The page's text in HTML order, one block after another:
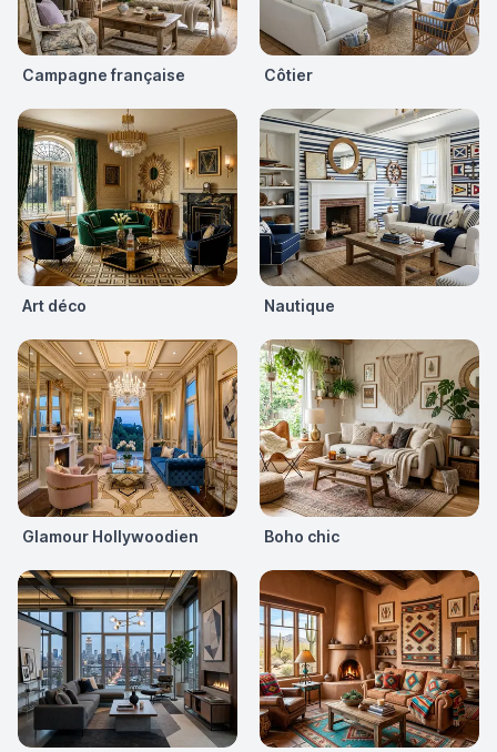
Campagne française Côtier
Art déco Nautique
Glamour Hollywoodien Boho chic